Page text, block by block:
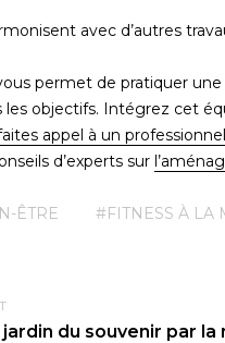
avec d’autres
permet de pratiquer
les objectifs. Intégrez cet
appel à un professionnel
d’experts sur
ÊTRE #FITNESS À LA
jardin du souvenir par la